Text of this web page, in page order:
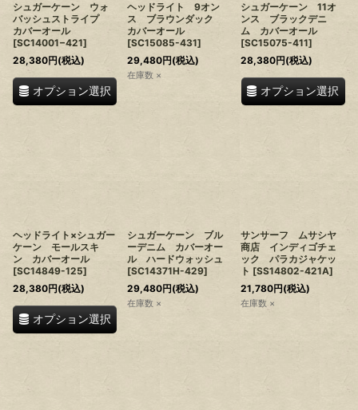
シュガーケーン ウォ
バッシュストライプ
カバーオール
[SC14001−421]
28,380円(税込)
オプション選択
ヘッドライト 9オン
ス ブラウンダック
カバーオール
[SC15085-431]
29,480円(税込)
在庫数 ×
シュガーケーン 11オ
ンス ブラックデニ
ム カバーオール
[SC15075-411]
28,380円(税込)
オプション選択
ヘッドライト×シュガー
ケーン モールスキ
ン カバーオール
[SC14849-125]
28,380円(税込)
オプション選択
シュガーケーン ブル
ーデニム カバーオー
ル ハードウォッシュ
[SC14371H-429]
29,480円(税込)
在庫数 ×
サンサーフ ムサシヤ
商店 インディゴチェ
ック パラカジャケッ
ト [SS14802-421A]
21,780円(税込)
在庫数 ×